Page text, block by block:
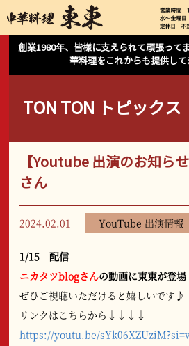
創業1980年、皆様に支えられて頑張って
華料理をこれからも提供して
TON TON トピックス
【Youtube 出演のお知ら
さん
2024.02.01 YouTube 出演情報
1/15 配信
ニカタツblogさんの動画に東東が登場
ぜひご視聴いただけると嬉しいです♪
リンクはこちらから↓↓↓↓
https://youtu.be/